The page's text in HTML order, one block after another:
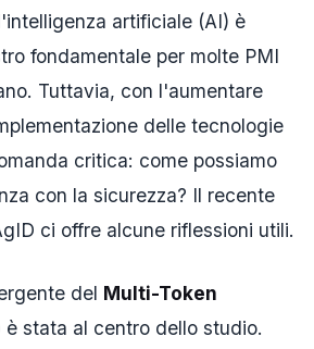
artificiale (AI) è
fondamentale per molte PMI
Tuttavia, con l'aumentare
delle tecnologie
critica: come possiamo
con la sicurezza? Il recente
ci offre alcune riflessioni utili.
del Multi-Token
è stata al centro dello studio.